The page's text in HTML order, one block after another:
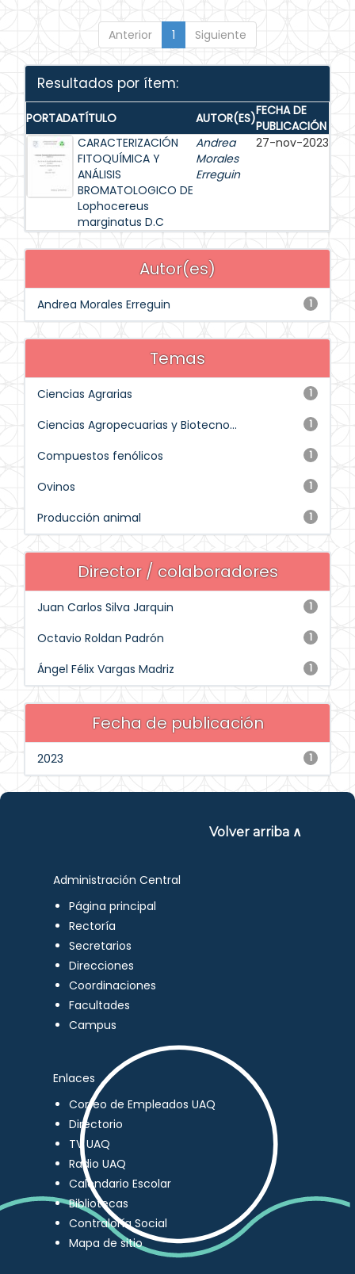
Anterior 1 Siguiente
Resultados por ítem:
PORTADATÍTULO AUTOR(ES)FECHA DE
PUBLICACIÓN
CARACTERIZACIÓN
FITOQUÍMICA Y
ANÁLISIS
BROMATOLOGICO DE
Lophocereus
marginatus D.C
Andrea
Morales
Erreguin
27-nov-2023
Autor(es)
1
Andrea Morales Erreguin
Temas
1
Ciencias Agrarias
1
Ciencias Agropecuarias y Biotecno...
1
Compuestos fenólicos
1
Ovinos
1
Producción animal
Director / colaboradores
1
Juan Carlos Silva Jarquin
1
Octavio Roldan Padrón
1
Ángel Félix Vargas Madriz
Fecha de publicación
1
2023
Volver arriba ∧
Administración Central
Página principal
Rectoría
Secretarios
Direcciones
Coordinaciones
Facultades
Campus
Enlaces
Correo de Empleados UAQ
Directorio
TV UAQ
Radio UAQ
Calendario Escolar
Bibliotecas
Contraloría Social
Mapa de sitio